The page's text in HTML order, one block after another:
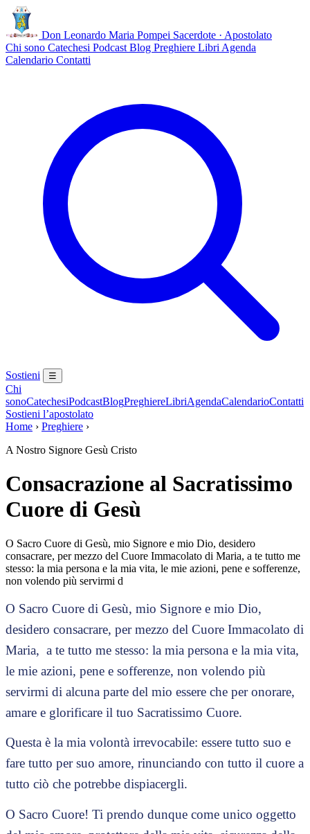
Don Leonardo Maria Pompei Sacerdote · Apostolato
Chi sono Catechesi Podcast Blog Preghiere Libri Agenda
Calendario Contatti
Sostieni ☰
Chi
sonoCatechesiPodcastBlogPreghiereLibriAgendaCalendarioContatti
Sostieni l’apostolato
Home › Preghiere ›
A Nostro Signore Gesù Cristo
Consacrazione al Sacratissimo
Cuore di Gesù
O Sacro Cuore di Gesù, mio Signore e mio Dio, desidero
consacrare, per mezzo del Cuore Immacolato di Maria, a te tutto me
stesso: la mia persona e la mia vita, le mie azioni, pene e sofferenze,
non volendo più servirmi d
O Sacro Cuore di Gesù, mio Signore e mio Dio,
desidero consacrare, per mezzo del Cuore Immacolato di
Maria, a te tutto me stesso: la mia persona e la mia vita,
le mie azioni, pene e sofferenze, non volendo più
servirmi di alcuna parte del mio essere che per onorare,
amare e glorificare il tuo Sacratissimo Cuore.
Questa è la mia volontà irrevocabile: essere tutto suo e
fare tutto per suo amore, rinunciando con tutto il cuore a
tutto ciò che potrebbe dispiacergli.
O Sacro Cuore! Ti prendo dunque come unico oggetto